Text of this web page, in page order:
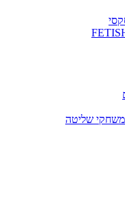
משחקי שליטה